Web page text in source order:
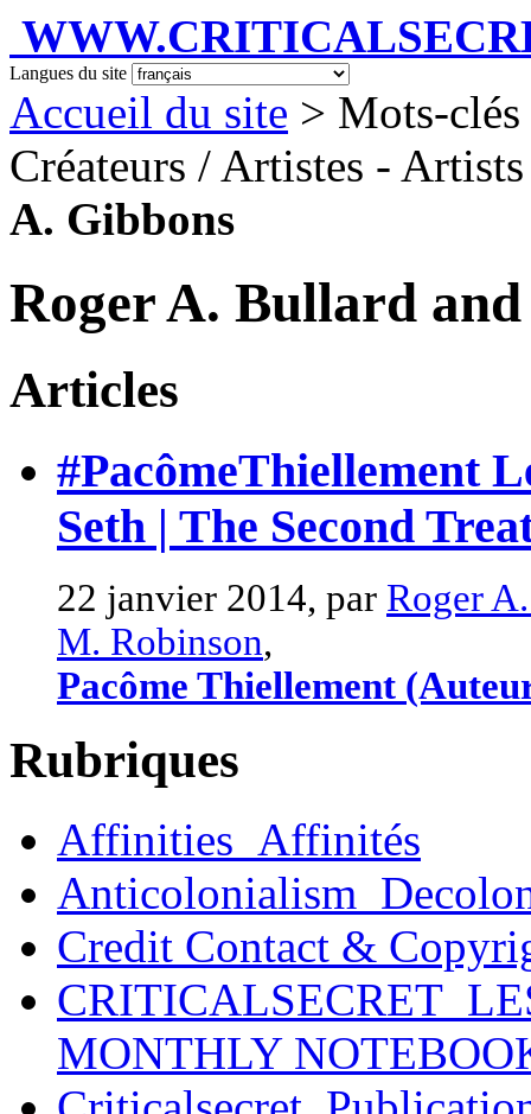
Langues du site
Accueil du site > Mots-
Créateurs / Artistes -
A. Gibbons
Roger A. Bullard
Articles
#PacômeThiellement
Seth | The Second
22 janvier 2014, par Roger
M. Robinson,
Pacôme Thiellement
Rubriques
Affinities_Affinités
Credit Contact &
MONTHLY